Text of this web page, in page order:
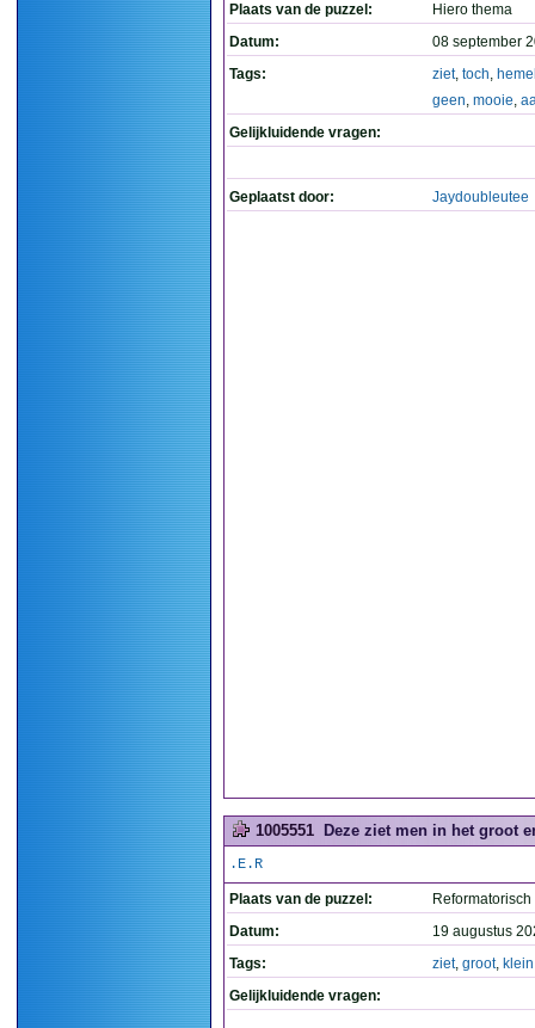
Plaats van de puzzel:
Hiero thema
Datum:
08 september
Tags:
ziet, toch,
geen, mooie,
Gelijkluidende vragen:
Geplaatst door: Jaydoubleutee
1005551 Deze ziet men in het groot
.E.R
Plaats van de puzzel:
Datum:
19 augustus
Tags:
ziet, groot, klein
Gelijkluidende vragen: